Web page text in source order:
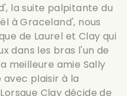
la suite palpitante du
à Graceland', nous
de Laurel et Clay qui
dans les bras l'un de
meilleure amie Sally
plaisir à la
Clay décide de